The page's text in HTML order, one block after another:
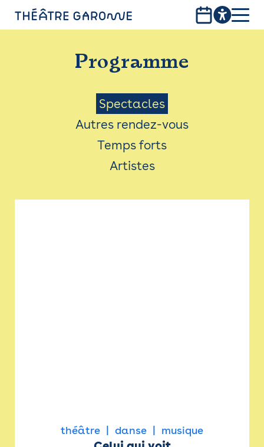
PROGRAMME
INFOS PRATIQUES
AVEC LES PUBLICS
ACCESSIBILITÉ
LES PRODUCTIONS
Programme
Menu
Saison
Spectacles
Autres rendez-vous
Temps forts
Artistes
théâtre danse musique